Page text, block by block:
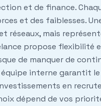
et de finance.
et des faiblesses.
réseaux, mais
propose flexibilité
de manquer de
équipe interne garantit
en
dépend de vos